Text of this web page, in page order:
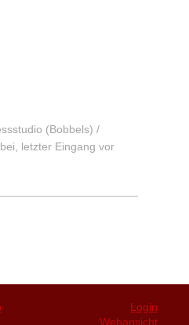
(Bobbels) /
letzter Eingang vor
Login
Webansicht